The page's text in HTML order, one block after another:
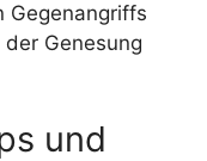
Gegenangriffs
Genesung
und